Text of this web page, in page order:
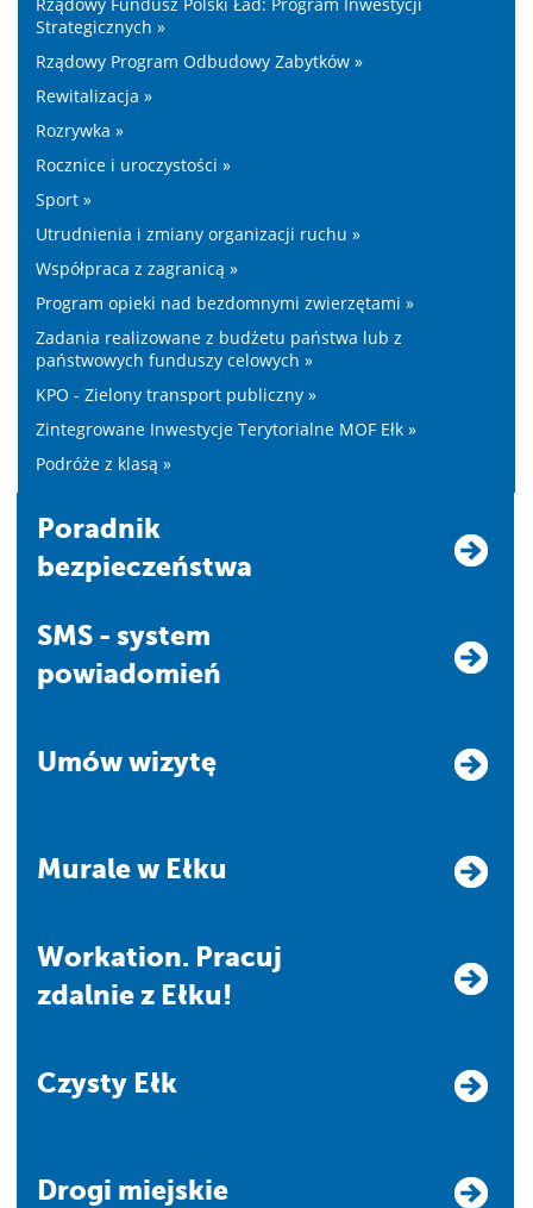
Strategicznych »
Rządowy Program Odbudowy Zabytków »
Rewitalizacja »
Rozrywka »
Rocznice i uroczystości »
Sport »
Utrudnienia i zmiany organizacji ruchu »
Współpraca z zagranicą »
Program opieki nad bezdomnymi zwierzętami »
Zadania realizowane z budżetu państwa lub z
państwowych funduszy celowych »
KPO - Zielony transport publiczny »
Zintegrowane Inwestycje Terytorialne MOF Ełk »
Podróże z klasą »
Poradnik
bezpieczeństwa
SMS - system
powiadomień
Umów wizytę
Murale w Ełku
Workation. Pracuj
zdalnie z Ełku!
Czysty Ełk
Drogi miejskie